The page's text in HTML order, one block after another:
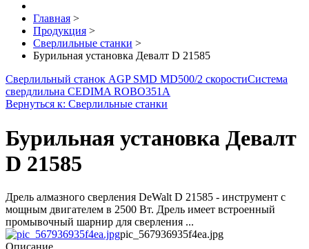
Главная >
Продукция >
Сверлильные станки >
Бурильная установка Девалт D 21585
Сверлильный станок AGP SMD MD500/2 скоростиСистема
свердлильна CEDIMA ROBO351A
Вернуться к: Сверлильные станки
Бурильная установка Девалт
D 21585
Дрель алмазного сверления DeWalt D 21585 - инструмент с
мощным двигателем в 2500 Вт. Дрель имеет встроенный
промывочный шарнир для сверления ...
pic_567936935f4ea.jpg